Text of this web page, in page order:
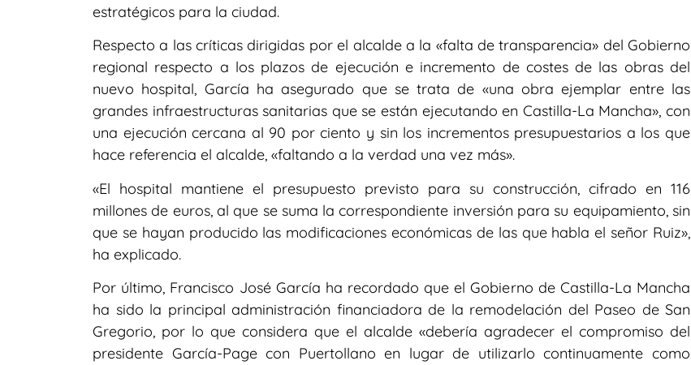
estratégicos para la ciudad.
Respecto a las críticas dirigidas por el alcalde a la «falta de transparencia» del Gobierno
regional respecto a los plazos de ejecución e incremento de costes de las obras del
nuevo hospital, García ha asegurado que se trata de «una obra ejemplar entre las
grandes infraestructuras sanitarias que se están ejecutando en Castilla-La Mancha», con
una ejecución cercana al 90 por ciento y sin los incrementos presupuestarios a los que
hace referencia el alcalde, «faltando a la verdad una vez más».
«El hospital mantiene el presupuesto previsto para su construcción, cifrado en 116
millones de euros, al que se suma la correspondiente inversión para su equipamiento, sin
que se hayan producido las modificaciones económicas de las que habla el señor Ruiz»,
ha explicado.
Por último, Francisco José García ha recordado que el Gobierno de Castilla-La Mancha
ha sido la principal administración financiadora de la remodelación del Paseo de San
Gregorio, por lo que considera que el alcalde «debería agradecer el compromiso del
presidente García-Page con Puertollano en lugar de utilizarlo continuamente como